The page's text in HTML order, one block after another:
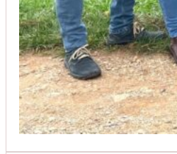
Sehr freundlich! Hat alles
Simon Bilek